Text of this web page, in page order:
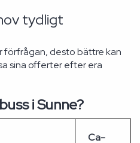
tydligt
förfrågan, desto bättre kan
sina offerter efter era
i Sunne?
Ca-